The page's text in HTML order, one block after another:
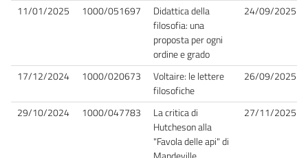
11/01/2025 1000/051697
Didattica della
filosofia: una
proposta per ogni
ordine e grado
24/09/2025
17/12/2024 1000/020673
Voltaire: le lettere
filosofiche
26/09/2025
29/10/2024 1000/047783
La critica di
Hutcheson alla
"Favola delle api" di
27/11/2025